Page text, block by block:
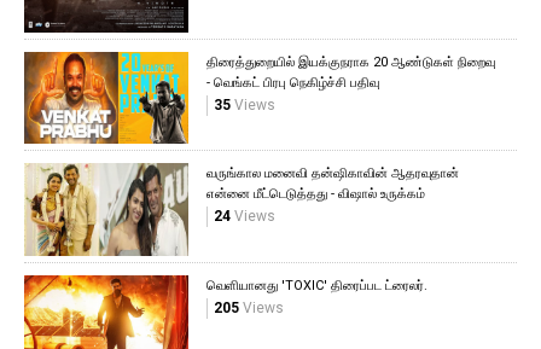
திரைத்துறையில் இயக்குநராக 20 ஆண்டுகள் நிறைவு
- வெங்கட் பிரபு நெகிழ்ச்சி பதிவு
35Views
வருங்கால மனைவி தன்ஷிகாவின் ஆதரவுதான்
என்னை மீட்டெடுத்தது - விஷால் உருக்கம்
24Views
வெளியானது 'TOXIC' திரைப்பட ட்ரைலர்.
205Views